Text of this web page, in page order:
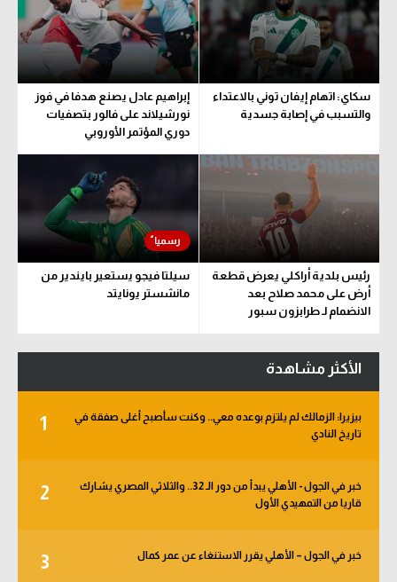
سكاي: اتهام إيفان توني بالاعتداء
والتسبب في إصابة جسدية
إبراهيم عادل يصنع هدفا في فوز
نورشيلاند على فالور بتصفيات
دوري المؤتمر الأوروبي
رئيس بلدية أراكلي يعرض قطعة
أرض على محمد صلاح بعد
الانضمام لـ طرابزون سبور
سيلتا فيجو يستعير بايندير من
مانشستر يونايتد
الأكثر مشاهدة
1
بيزيرا: الزمالك لم يلتزم بوعده معي.. وكنت سأصبح أغلى صفقة في
تاريخ النادي
2
خبر في الجول - الأهلي يبدأ من دور الـ 32.. والثلاثي المصري يشارك
قاريا من التمهيدي الأول
3 خبر في الجول – الأهلي يقرر الاستنغاء عن عمر كمال